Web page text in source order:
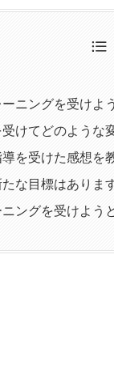
ニングを受けよ
けてどのような
を受けた感想を
な目標はありま
ングを受けよう